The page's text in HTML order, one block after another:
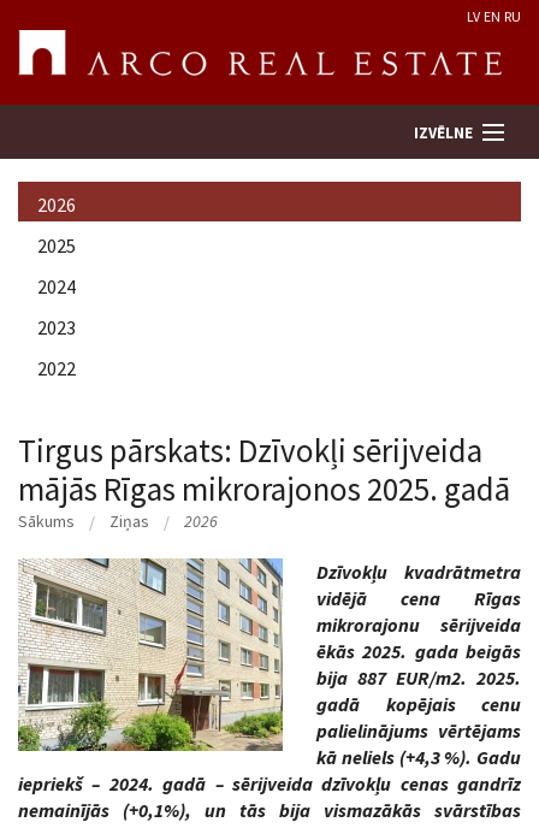
LV EN RU
IZVĒLNE
Meklēt īpašumu
Uzņēmums
Pakalpojumi
Kontakti
2026
2025
2024
2023
2022
Tirgus pārskats: Dzīvokļi sērijveida
mājās Rīgas mikrorajonos 2025. gadā
Sākums Ziņas 2026
Dzīvokļu kvadrātmetra
vidējā cena Rīgas
mikrorajonu sērijveida
ēkās 2025. gada beigās
bija 887 EUR/m2. 2025.
gadā kopējais cenu
palielinājums vērtējams
kā neliels (+4,3 %). Gadu
iepriekš – 2024. gadā – sērijveida dzīvokļu cenas gandrīz
nemainījās (+0,1%), un tās bija vismazākās svārstības